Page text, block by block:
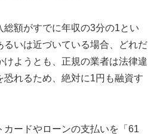
総額がすでに年収の3分の1とい
るいは近づいている場合、どれだ
けようとも、正規の業者は法律違
恐れるため、絶対に1円も融資す
カードやローンの支払いを「61